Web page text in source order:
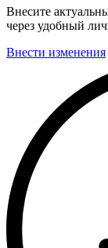
Внесите
через удобный
Внести изменения